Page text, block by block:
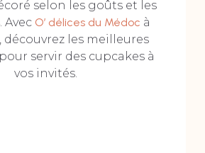
selon les goûts et les
Avec O’ délices du Médoc à
, découvrez les meilleures
servir des cupcakes à
vos invités.